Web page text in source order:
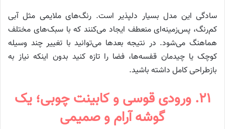
سادگی این مدل بسیار دلپذیر است. رنگ‌های ملایمی مثل آبی
کم‌رنگ، پس‌زمینه‌ای منعطف ایجاد می‌کنند که با سبک‌های مختلف
هماهنگ می‌شود. در نتیجه بعدها می‌توانید با تغییر چند وسیله
کوچک یا چیدمان قفسه‌ها، فضا را تازه کنید بدون اینکه نیاز به
بازطراحی کامل داشته باشید.
۲۱. ورودی قوسی و کابینت چوبی؛ یک
گوشه آرام و صمیمی